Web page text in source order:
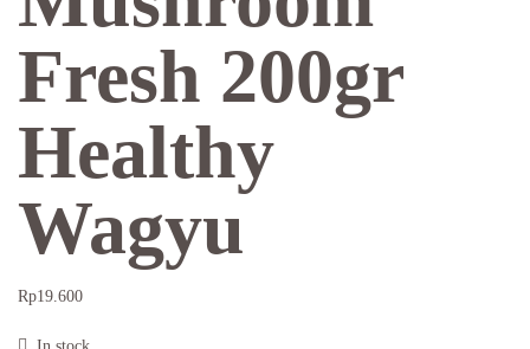
Fresh 200gr
Healthy
Wagyu
Rp19.600